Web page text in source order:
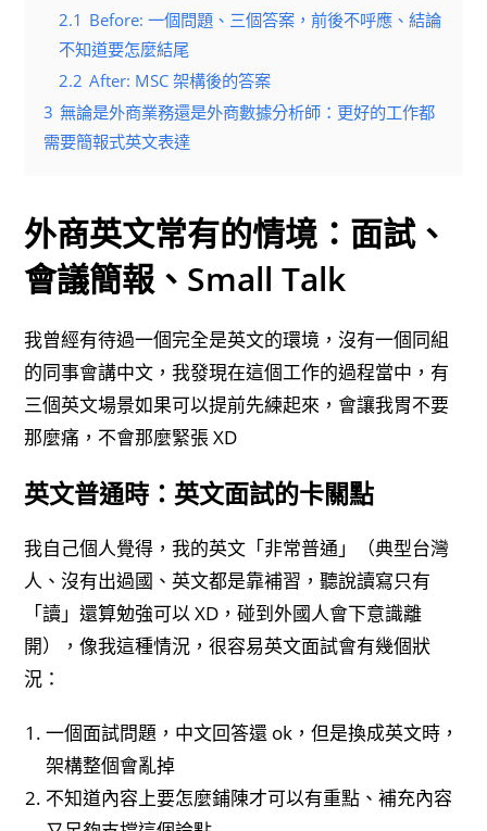
2.1 Before: 一個問題、三個答案，前後不呼應、結論
不知道要怎麼結尾
2.2 After: MSC 架構後的答案
3 無論是外商業務還是外商數據分析師：更好的工作都
需要簡報式英文表達
外商英文常有的情境：面試、
會議簡報、small Talk
我曾經有待過一個完全是英文的環境，沒有一個同組
的同事會講中文，我發現在這個工作的過程當中，有
三個英文場景如果可以提前先練起來，會讓我胃不要
那麼痛，不會那麼緊張 XD
英文普通時：英文面試的卡關點
我自己個人覺得，我的英文「非常普通」（典型台灣
人、沒有出過國、英文都是靠補習，聽說讀寫只有
「讀」還算勉強可以 XD，碰到外國人會下意識離
開），像我這種情況，很容易英文面試會有幾個狀
況：
一個面試問題，中文回答還 ok，但是換成英文時，
架構整個會亂掉
不知道內容上要怎麼鋪陳才可以有重點、補充內容